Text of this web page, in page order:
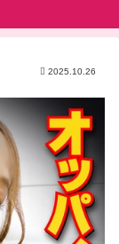
2025.10.26